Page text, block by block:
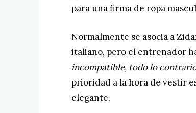
para una firma de ropa
Normalmente se asocia a
italiano, pero el entrenador
incompatible, todo lo
prioridad a la hora de vestir
elegante.